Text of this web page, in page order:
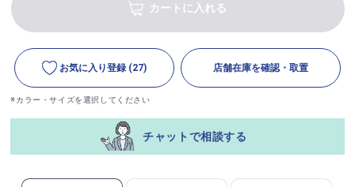
カートに入れる
お気に入り登録 (27) 店舗在庫を確認・取置
※カラー・サイズを選択してください
チャットで相談する